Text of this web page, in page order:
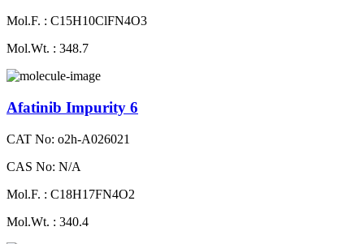
Mol.F. : C15H10ClFN4O3
Mol.Wt. : 348.7
Afatinib Impurity 6
CAT No: o2h-A026021
CAS No: N/A
Mol.F. : C18H17FN4O2
Mol.Wt. : 340.4